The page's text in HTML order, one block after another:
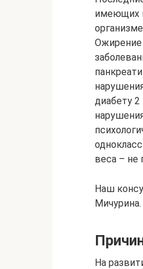
имеющих
Ожирение
диабету
веса – не
Наш
Мичурина.
На